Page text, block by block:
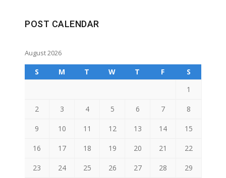
POST CALENDAR
August 2026
S M T W T F
S
1
2 3 4 5 6 7 8
9 10 11 12 13 14 15
16 17 18 19 20 21 22
23 24 25 26 27 28 29